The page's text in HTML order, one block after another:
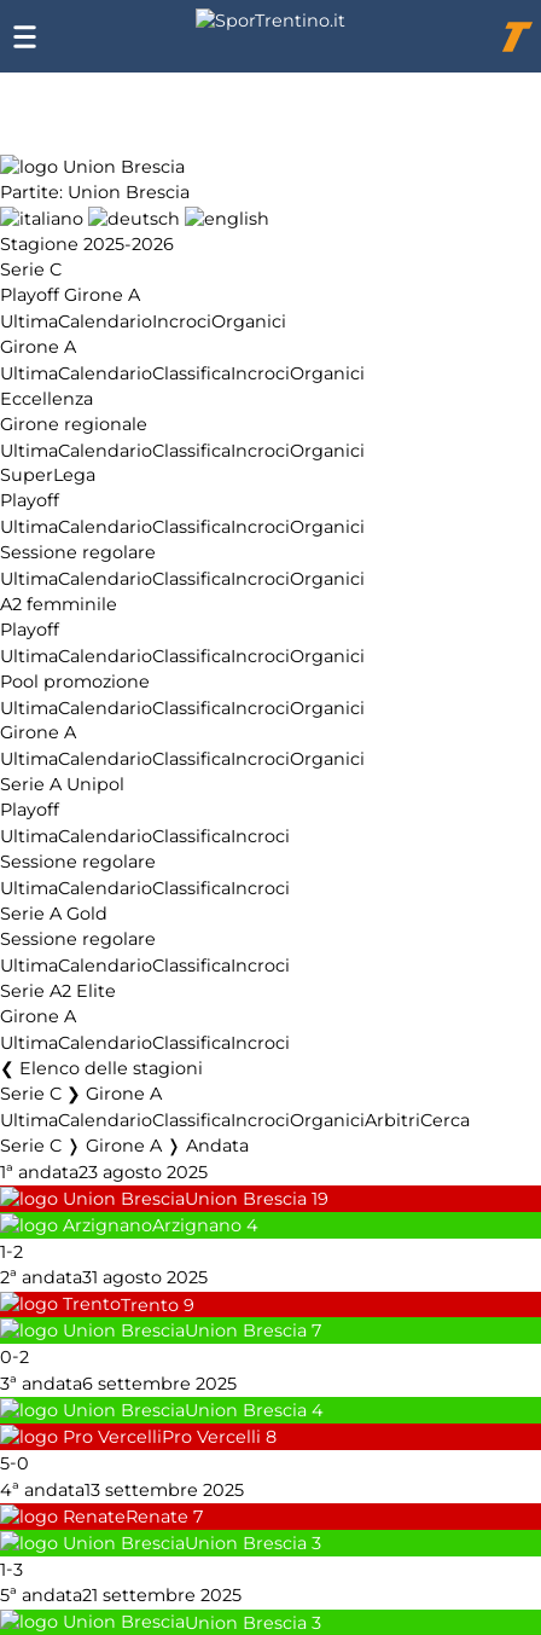
Partite: Union Brescia
Stagione 2025-2026
Serie C
Playoff Girone A
UltimaCalendarioIncrociOrganici
Girone A
UltimaCalendarioClassificaIncrociOrganici
Eccellenza
Girone regionale
UltimaCalendarioClassificaIncrociOrganici
SuperLega
Playoff
UltimaCalendarioClassificaIncrociOrganici
Sessione regolare
UltimaCalendarioClassificaIncrociOrganici
A2 femminile
Playoff
UltimaCalendarioClassificaIncrociOrganici
Pool promozione
UltimaCalendarioClassificaIncrociOrganici
Girone A
UltimaCalendarioClassificaIncrociOrganici
Serie A Unipol
Playoff
UltimaCalendarioClassificaIncroci
Sessione regolare
UltimaCalendarioClassificaIncroci
Serie A Gold
Sessione regolare
UltimaCalendarioClassificaIncroci
Serie A2 Elite
Girone A
UltimaCalendarioClassificaIncroci
Elenco delle stagioni
Serie C ❯ Girone A
UltimaCalendarioClassificaIncrociOrganiciArbitriCerca
Serie C ❭ Girone A ❭ Andata
1ª andata23 agosto 2025
Union Brescia 19
Arzignano 4
1-2
2ª andata31 agosto 2025
Trento 9
Union Brescia 7
0-2
3ª andata6 settembre 2025
Union Brescia 4
Pro Vercelli 8
5-0
4ª andata13 settembre 2025
Renate 7
Union Brescia 3
1-3
5ª andata21 settembre 2025
Union Brescia 3
Chi
siamo
Affiliazione